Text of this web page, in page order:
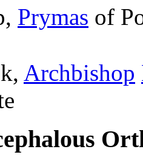
Prymas of
Archbishop